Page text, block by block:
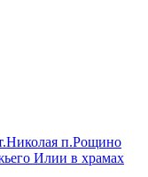
п.Рощино
Илии в храмах